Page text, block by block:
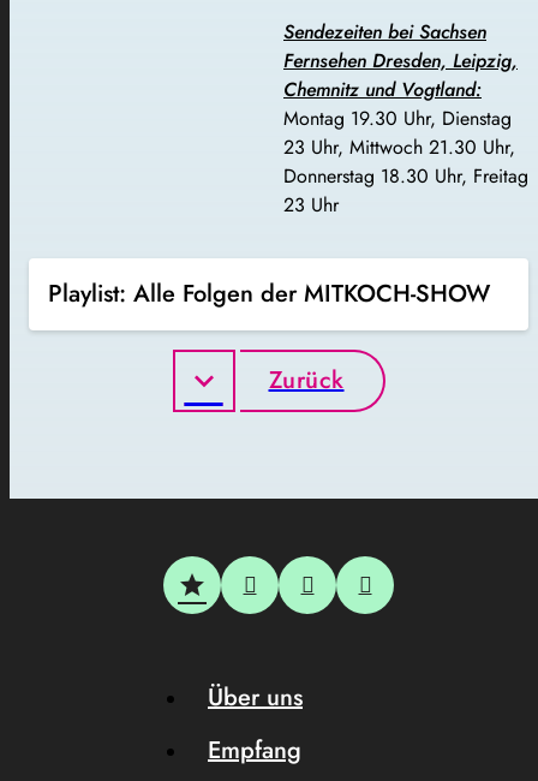
Sendezeiten bei Sachsen
Fernsehen Dresden, Leipzig,
Chemnitz und Vogtland:
Montag 19.30 Uhr, Dienstag
23 Uhr, Mittwoch 21.30 Uhr,
Donnerstag 18.30 Uhr, Freitag
23 Uhr
Playlist: Alle Folgen der MITKOCH-SHOW
Zurück
Über uns
Empfang